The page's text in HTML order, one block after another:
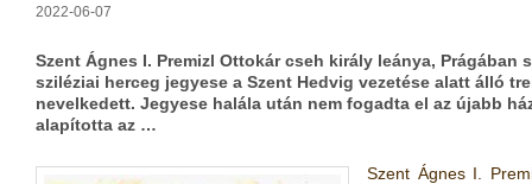
2022-06-07
Szent Ágnes I. Premizl Ottokár cseh király leánya, Prágában
sziléziai herceg jegyese a Szent Hedvig vezetése alatt álló
nevelkedett. Jegyese halála után nem fogadta el az újabb
alapította az …
Szent Ágnes I.